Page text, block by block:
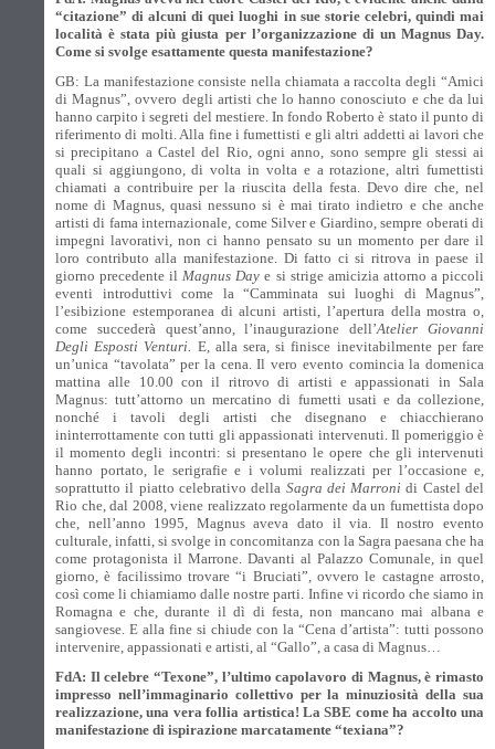
“citazione” di alcuni di quei luoghi in sue storie celebri, quindi mai
località è stata più giusta per l’organizzazione di un Magnus Day.
Come si svolge esattamente questa manifestazione?
GB: La manifestazione consiste nella chiamata a raccolta degli “Amici
di Magnus”, ovvero degli artisti che lo hanno conosciuto e che da lui
hanno carpito i segreti del mestiere. In fondo Roberto è stato il punto di
riferimento di molti. Alla fine i fumettisti e gli altri addetti ai lavori che
si precipitano a Castel del Rio, ogni anno, sono sempre gli stessi ai
quali si aggiungono, di volta in volta e a rotazione, altri fumettisti
chiamati a contribuire per la riuscita della festa. Devo dire che, nel
nome di Magnus, quasi nessuno si è mai tirato indietro e che anche
artisti di fama internazionale, come Silver e Giardino, sempre oberati di
impegni lavorativi, non ci hanno pensato su un momento per dare il
loro contributo alla manifestazione. Di fatto ci si ritrova in paese il
giorno precedente il Magnus Day e si strige amicizia attorno a piccoli
eventi introduttivi come la “Camminata sui luoghi di Magnus”,
l’esibizione estemporanea di alcuni artisti, l’apertura della mostra o,
come succederà quest’anno, l’inaugurazione dell’Atelier Giovanni
Degli Esposti Venturi.
E, alla sera, si finisce inevitabilmente per fare
un’unica “tavolata” per la cena. Il vero evento comincia la domenica
mattina alle 10.00 con il ritrovo di artisti e appassionati in Sala
Magnus: tutt’attorno un mercatino di fumetti usati e da collezione,
nonché i tavoli degli artisti che disegnano e chiacchierano
ininterrottamente con tutti gli appassionati intervenuti. Il pomeriggio è
il momento degli incontri: si presentano le opere che gli intervenuti
hanno portato, le serigrafie e i volumi realizzati per l’occasione e,
soprattutto il piatto celebrativo della Sagra dei Marroni di Castel del
Rio che, dal 2008, viene realizzato regolarmente da un fumettista dopo
che, nell’anno 1995, Magnus aveva dato il via. Il nostro evento
culturale, infatti, si svolge in concomitanza con la Sagra paesana che ha
come protagonista il Marrone. Davanti al Palazzo Comunale, in quel
giorno, è facilissimo trovare “i Bruciati”, ovvero le castagne arrosto,
così come li chiamiamo dalle nostre parti. Infine vi ricordo che siamo in
Romagna e che, durante il dì di festa, non mancano mai albana e
sangiovese. E alla fine si chiude con la “Cena d’artista”: tutti possono
intervenire, appassionati e artisti, al “Gallo”, a casa di Magnus…
FdA: Il celebre “Texone”, l’ultimo capolavoro di Magnus, è rimasto
impresso nell’immaginario collettivo per la minuziosità della sua
realizzazione, una vera follia artistica! La SBE come ha accolto una
manifestazione di ispirazione marcatamente “texiana”?